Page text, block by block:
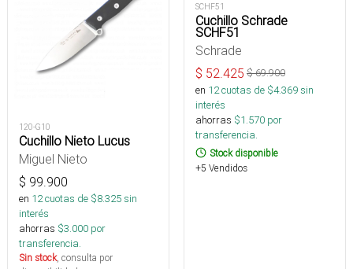
120-G10
Cuchillo Nieto Lucus
Miguel Nieto
$ 99.900
en 12cuotas de $8.325sin
interés
ahorras $3.000 por
transferencia.
Sin stock, consulta por
SCHF51
Cuchillo Schrade
SCHF51
Schrade
$ 52.425 $69.900
en 12cuotas de $4.369sin
interés
ahorras $1.570 por
transferencia.
Stock disponible
+5 Vendidos